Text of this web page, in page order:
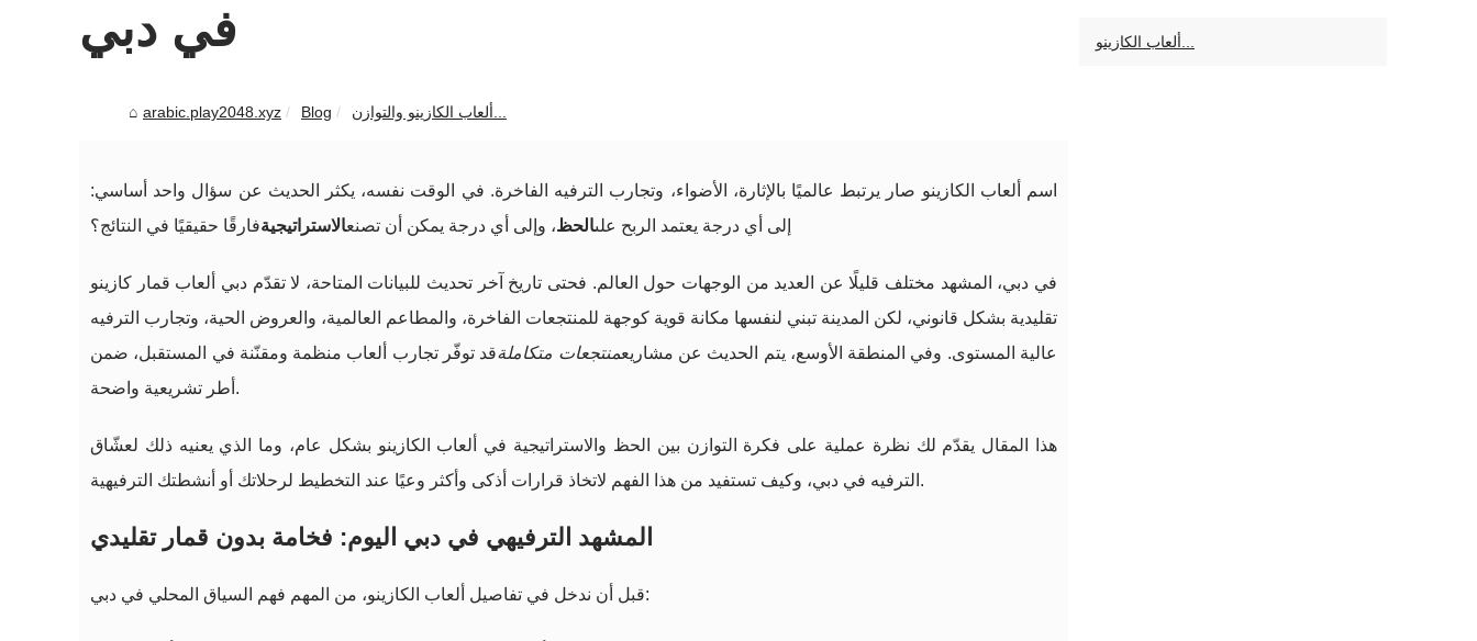
في دبي
arabic.play2048.xyz Blog
اسم ألعاب الكازينو صار يرتبط عالميًا بالإثارة، الأضواء، وتجارب الترفيه الفاخرة. في الوقت نفسه، يكثر الحديث عن سؤال واحد أساسي:
إلى أي درجة يعتمد الربح علىالحظ، وإلى أي درجة يمكن أن تصنعالاستراتيجيةفارقًا حقيقيًا في النتائج؟
في دبي، المشهد مختلف قليلًا عن العديد من الوجهات حول العالم. فحتى تاريخ آخر تحديث للبيانات المتاحة، لا تقدّم دبي ألعاب قمار كازينو
تقليدية بشكل قانوني، لكن المدينة تبني لنفسها مكانة قوية كوجهة للمنتجعات الفاخرة، والمطاعم العالمية، والعروض الحية، وتجارب الترفيه
عالية المستوى. وفي المنطقة الأوسع، يتم الحديث عن مشاريعمنتجعات متكاملةقد توفّر تجارب ألعاب منظمة ومقنّنة في المستقبل، ضمن
أطر تشريعية واضحة.
هذا المقال يقدّم لك نظرة عملية على فكرة التوازن بين الحظ والاستراتيجية في ألعاب الكازينو بشكل عام، وما الذي يعنيه ذلك لعشّاق
الترفيه في دبي، وكيف تستفيد من هذا الفهم لاتخاذ قرارات أذكى وأكثر وعيًا عند التخطيط لرحلاتك أو أنشطتك الترفيهية.
المشهد الترفيهي في دبي اليوم: فخامة بدون قمار تقليدي
قبل أن ندخل في تفاصيل ألعاب الكازينو، من المهم فهم السياق المحلي في دبي: